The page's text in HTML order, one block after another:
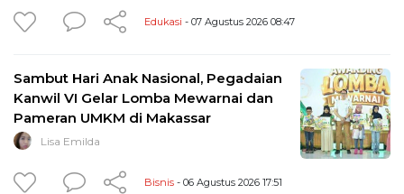
Edukasi - 07 Agustus 2026 08:47
Sambut Hari Anak Nasional, Pegadaian
Kanwil VI Gelar Lomba Mewarnai dan
Pameran UMKM di Makassar
Lisa Emilda
Bisnis - 06 Agustus 2026 17:51